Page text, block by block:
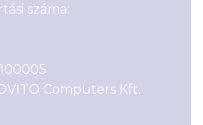
száma:
Computers Kft.